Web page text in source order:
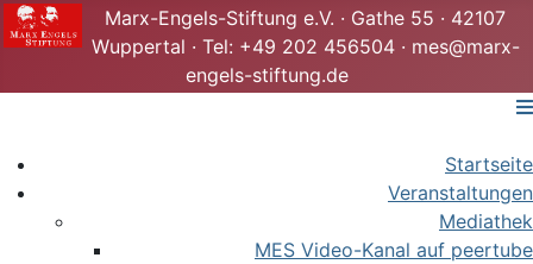
Marx-Engels-Stiftung e.V. · Gathe 55 · 42107
Wuppertal · Tel: +49 202 456504 · mes@marx-
engels-stiftung.de
Startseite
Veranstaltungen
Mediathek
MES Video-Kanal auf peertube